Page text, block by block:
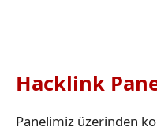
Hacklink
Panelimiz üzerinden